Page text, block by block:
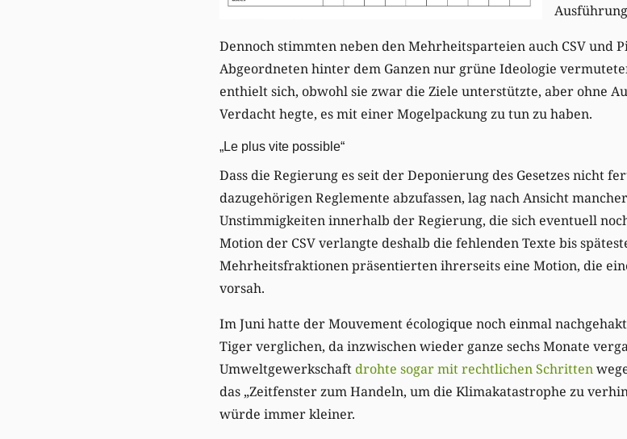
Dennoch stimmten neben den Mehrheitsparteien auch CSV und
Abgeordneten hinter dem Ganzen nur grüne Ideologie
enthielt sich, obwohl sie zwar die Ziele unterstützte, aber ohne
Verdacht hegte, es mit einer Mogelpackung zu tun zu haben.
„Le plus vite possible“
Dass die Regierung es seit der Deponierung des Gesetzes nicht
dazugehörigen Reglemente abzufassen, lag nach Ansicht
Unstimmigkeiten innerhalb der Regierung, die sich eventuell
Motion der CSV verlangte deshalb die fehlenden Texte bis
Mehrheitsfraktionen präsentierten ihrerseits eine Motion, die
vorsah.
Im Juni hatte der Mouvement écologique noch einmal
Tiger verglichen, da inzwischen wieder ganze sechs Monate
Umweltgewerkschaftdrohte sogar mit rechtlichen Schritten
das „Zeitfenster zum Handeln, um die Klimakatastrophe zu
würde immer kleiner.